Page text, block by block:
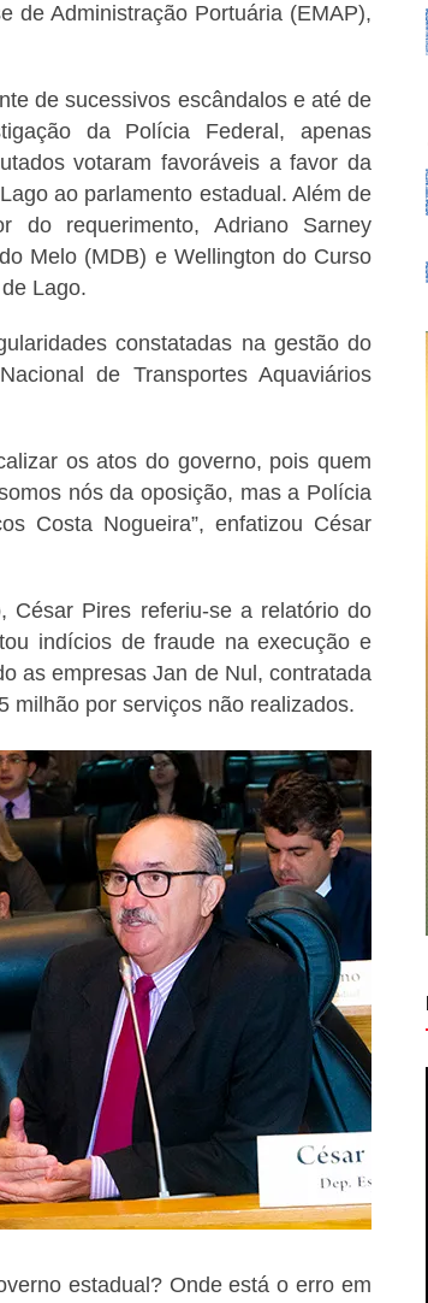
de Administração Portuária (EMAP),
de sucessivos escândalos e até de
da Polícia Federal, apenas
votaram favoráveis a favor da
ao parlamento estadual. Além de
do requerimento, Adriano Sarney
Melo (MDB) e Wellington do Curso
Lago.
constatadas na gestão do
de Transportes Aquaviários
os atos do governo, pois quem
nós da oposição, mas a Polícia
Costa Nogueira”, enfatizou César
César Pires referiu-se a relatório do
indícios de fraude na execução e
as empresas Jan de Nul, contratada
milhão por serviços não realizados.
estadual? Onde está o erro em